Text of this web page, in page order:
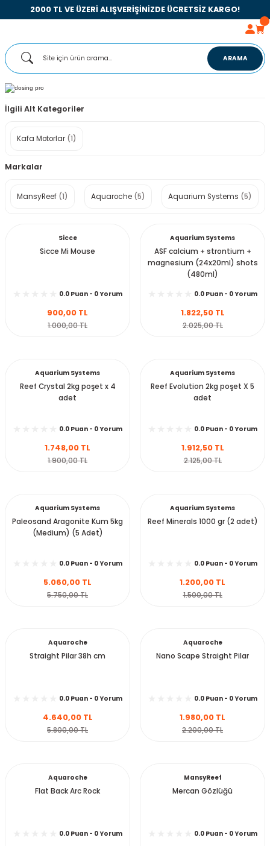
2000 TL VE ÜZERİ ALIŞVERİŞİNİZDE ÜCRETSİZ KARGO!
ARAMA
İlgili Alt Kategoriler
Kafa Motorlar (1)
Markalar
MansyReef (1) Aquaroche (5) Aquarium Systems (5)
Sicce
Sicce Mi Mouse
0.0 Puan - 0 Yorum
900,00 TL
1.000,00 TL
Sepete Ekle
Aquarium Systems
ASF calcium + strontium +
magnesium (24x20ml) shots
(480ml)
0.0 Puan - 0 Yorum
1.822,50 TL
2.025,00 TL
Sepete Ekle
Aquarium Systems
Reef Crystal 2kg poşet x 4
adet
0.0 Puan - 0 Yorum
1.748,00 TL
1.900,00 TL
Sepete Ekle
Aquarium Systems
Reef Evolution 2kg poşet X 5
adet
0.0 Puan - 0 Yorum
1.912,50 TL
2.125,00 TL
Sepete Ekle
Aquarium Systems
Paleosand Aragonite Kum 5kg
(Medium) (5 Adet)
0.0 Puan - 0 Yorum
5.060,00 TL
5.750,00 TL
Sepete Ekle
Aquarium Systems
Reef Minerals 1000 gr (2 adet)
0.0 Puan - 0 Yorum
1.200,00 TL
1.500,00 TL
Sepete Ekle
Aquaroche
Straight Pilar 38h cm
0.0 Puan - 0 Yorum
4.640,00 TL
5.800,00 TL
Sepete Ekle
Aquaroche
Nano Scape Straight Pilar
0.0 Puan - 0 Yorum
1.980,00 TL
2.200,00 TL
Sepete Ekle
Aquaroche
Flat Back Arc Rock
0.0 Puan - 0 Yorum
MansyReef
Mercan Gözlüğü
0.0 Puan - 0 Yorum